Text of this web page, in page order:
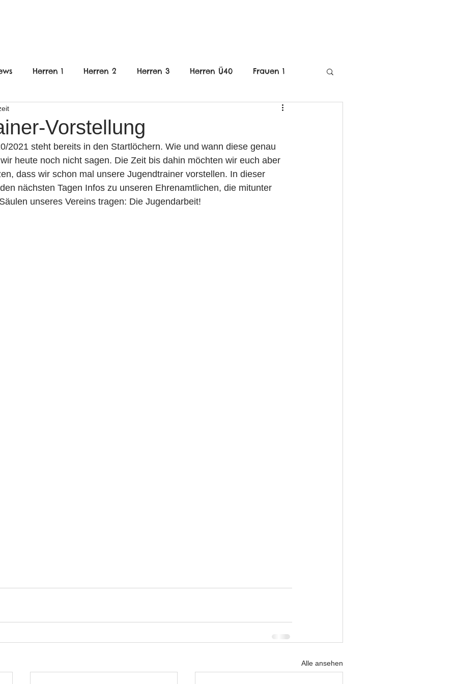
Herren 1 Herren 2 Herren 3 Herren Ü40 Frauen 1
C-Jugend Weiblich
weiblich E-Jugend gemischt wE-Jugend mE-Jugend
Frauen Jugend HHG
Vorstellung
2021 steht bereits in den Startlöchern. Wie und wann diese genau
heute noch nicht sagen. Die Zeit bis dahin möchten wir euch aber
dass wir schon mal unsere Jugendtrainer vorstellen. In dieser
nächsten Tagen Infos zu unseren Ehrenamtlichen, die mitunter
unseres Vereins tragen: Die Jugendarbeit!
Alle ansehen